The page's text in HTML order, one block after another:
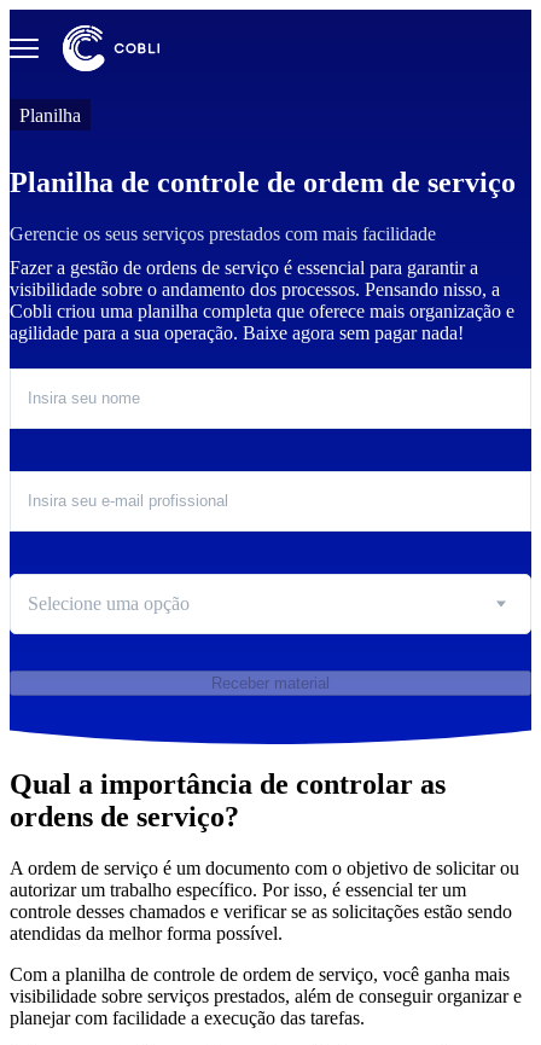
Planilha
Planilha de controle de ordem de serviço
Gerencie os seus serviços prestados com mais facilidade
Fazer a gestão de ordens de serviço é essencial para garantir a
visibilidade sobre o andamento dos processos. Pensando nisso, a
Cobli criou uma planilha completa que oferece mais organização e
agilidade para a sua operação. Baixe agora sem pagar nada!
Selecione uma opção
Receber material
Qual a importância de controlar as
ordens de serviço?
A ordem de serviço é um documento com o objetivo de solicitar ou
autorizar um trabalho específico. Por isso, é essencial ter um
controle desses chamados e verificar se as solicitações estão sendo
atendidas da melhor forma possível.
Com a planilha de controle de ordem de serviço, você ganha mais
visibilidade sobre serviços prestados, além de conseguir organizar e
planejar com facilidade a execução das tarefas.